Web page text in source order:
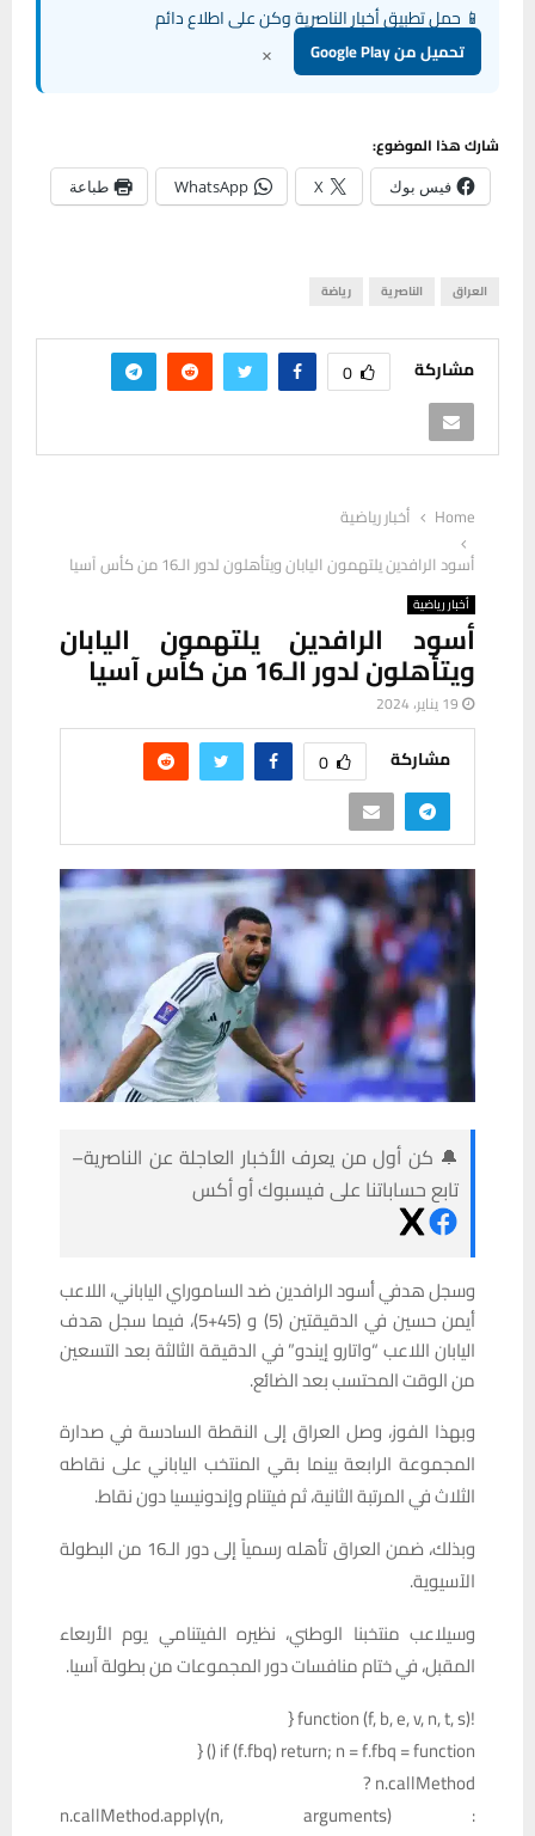
📱 حمل تطبيق أخبار الناصرية وكن على اطلاع دائم
تحميل من Google Play ×
شارك هذا الموضوع:
فيس بوك X
WhatsApp طباعة
العراق الناصرية رياضة
مشاركة 0
Home
أخبار رياضية
أسود الرافدين يلتهمون اليابان ويتأهلون لدور الـ16 من كأس آسيا
أخبار رياضية
أسود الرافدين يلتهمون اليابان
ويتأهلون لدور الـ16 من كأس آسيا
19 يناير، 2024
مشاركة 0
🔔 كن أول من يعرف الأخبار العاجلة عن الناصرية–
تابع حساباتنا على فيسبوك أو أكس
وسجل هدفي أسود الرافدين ضد الساموراي الياباني، اللاعب
أيمن حسين في الدقيقتين (5) و (45+5)، فيما سجل هدف
اليابان اللاعب “واتارو إيندو” في الدقيقة الثالثة بعد التسعين
من الوقت المحتسب بعد الضائع.
وبهذا الفوز، وصل العراق إلى النقطة السادسة في صدارة
المجموعة الرابعة بينما بقي المنتخب الياباني على نقاطه
الثلاث في المرتبة الثانية، ثم فيتنام وإندونيسيا دون نقاط.
وبذلك، ضمن العراق تأهله رسمياً إلى دور الـ16 من البطولة
الآسيوية.
وسيلاعب منتخبنا الوطني، نظيره الفيتنامي يوم الأربعاء
المقبل، في ختام منافسات دور المجموعات من بطولة آسيا.
!function (f, b, e, v, n, t, s) {
if (f.fbq) return; n = f.fbq = function () {
n.callMethod ?
n.callMethod.apply(n, arguments) :